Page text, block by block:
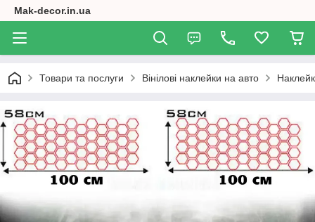
Mak-decor.in.ua
Товари та послуги Вінілові наклейки на авто